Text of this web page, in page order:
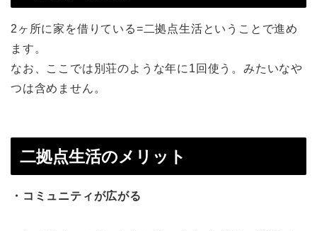
2ヶ所に家を借りている=二拠点生活ということで進め
ます。
なお、ここでは別荘のような年に1回使う。みたいなや
つは含めません。
二拠点生活のメリット
・コミュニティが広がる